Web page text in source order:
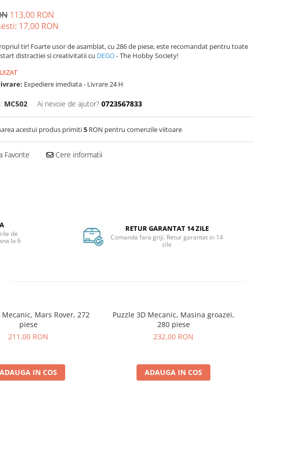
113,00 RON
17,00 RON
tir! Foarte usor de asamblat, cu 286 de piese, este recomandat pentru toate
distractiei si creativitatii cu DEGO- The Hobby Society!
Expediere imediata - Livrare 24 H
MC502 Ai nevoie de ajutor? 0723567833
acestui produs primiti5 RON pentru comenzile viitoare
Favorite Cere informatii
de
la 6
RETUR GARANTAT 14 ZILE
Comanda fara griji. Retur garantat in 14
zile
Mecanic, Mars Rover, 272
piese
211,00 RON
ADAUGA IN COS
Puzzle 3D Mecanic, Masina groazei,
280 piese
232,00 RON
ADAUGA IN COS